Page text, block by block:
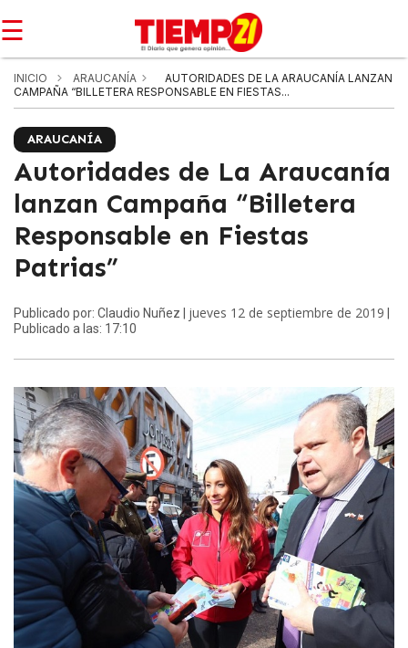
☰
INICIO ARAUCANÍA
AUTORIDADES DE LA ARAUCANÍA LANZAN
CAMPAÑA “BILLETERA RESPONSABLE EN FIESTAS...
ARAUCANÍA
Autoridades de La Araucanía
lanzan Campaña “Billetera
Responsable en Fiestas
Patrias”
Publicado por: Claudio Nuñez | jueves 12 de septiembre de 2019
Publicado a las: 17:10